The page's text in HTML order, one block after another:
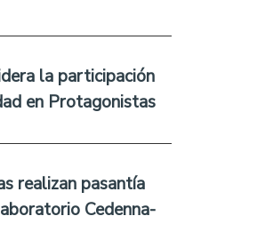
la participación
en Protagonistas
realizan pasantía
Cedenna-